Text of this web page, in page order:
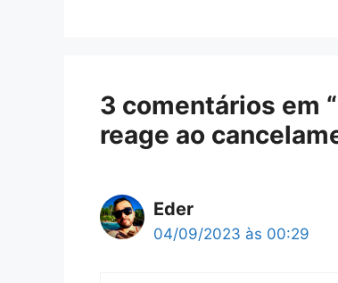
3 comentários em
reage ao
Eder
04/09/2023 às 00:29